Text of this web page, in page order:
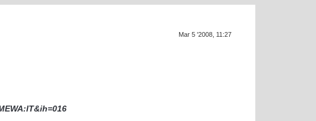
Mar 5 '2008, 11:27